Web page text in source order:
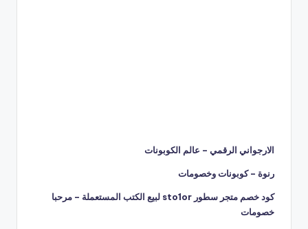
الارجواني الرقمي – عالم الكوبونات
رنوة – كوبونات وخصومات
كود خصم متجر سطور sto1or لبيع الكتب المستعملة – مرحبا
خصومات